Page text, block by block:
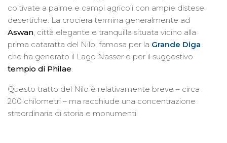
coltivate a palme e campi agricoli con ampie distese
desertiche. La crociera termina generalmente ad
Aswan, città elegante e tranquilla situata vicino alla
prima cataratta del Nilo, famosa per la Grande Diga
che ha generato il Lago Nasser e per il suggestivo
tempio di Philae.
Questo tratto del Nilo è relativamente breve – circa
200 chilometri – ma racchiude una concentrazione
straordinaria di storia e monumenti.